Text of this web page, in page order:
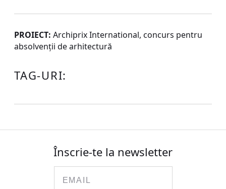
PROIECT: Archiprix International, concurs pentru
absolvenţii de arhitectură
TAG-URI:
Înscrie-te la newsletter